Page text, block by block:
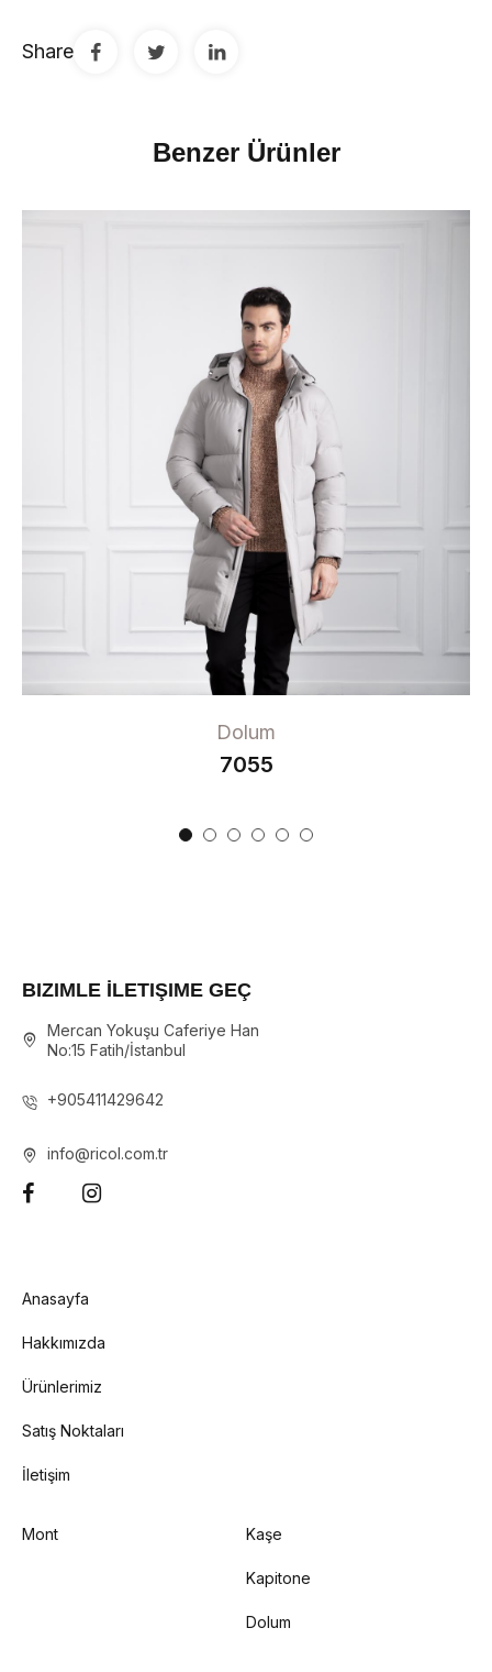
Share
Benzer Ürünler
Dolum
7055
BIZIMLE İLETIŞIME GEÇ
Mercan Yokuşu Caferiye Han
No:15 Fatih/İstanbul
+905411429642
info@ricol.com.tr
Anasayfa
Hakkımızda
Ürünlerimiz
Satış Noktaları
İletişim
Mont Kaşe
Kapitone
Dolum